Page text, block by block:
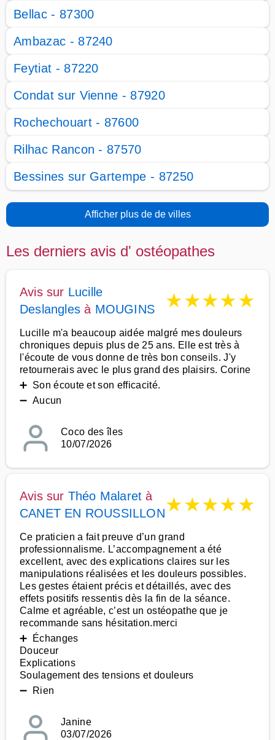
Bellac - 87300
Ambazac - 87240
Feytiat - 87220
Condat sur Vienne - 87920
Rochechouart - 87600
Rilhac Rancon - 87570
Bessines sur Gartempe - 87250
Afficher plus de de villes
Les derniers avis d' ostéopathes
Avis sur Lucille
Deslangles à MOUGINS ★★★★★
Lucille m'a beaucoup aidée malgré mes douleurs
chroniques depuis plus de 25 ans. Elle est très à
l'écoute de vous donne de très bon conseils. J'y
retournerais avec le plus grand des plaisirs. Corine
➕ Son écoute et son efficacité.
➖ Aucun
Coco des îles
10/07/2026
Avis sur Théo Malaret à
CANET EN ROUSSILLON★★★★★
Ce praticien a fait preuve d’un grand
professionnalisme. L’accompagnement a été
excellent, avec des explications claires sur les
manipulations réalisées et les douleurs possibles.
Les gestes étaient précis et détaillés, avec des
effets positifs ressentis dès la fin de la séance.
Calme et agréable, c’est un ostéopathe que je
recommande sans hésitation.merci
➕ Échanges
Douceur
Explications
Soulagement des tensions et douleurs
➖ Rien
Janine
03/07/2026